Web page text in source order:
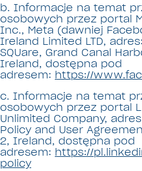
b. Informacje na temat
osobowych przez portal
Inc., Meta (dawniej
Ireland Limited LTD,
SQUare, Grand Canal
Ireland, dostępna pod
adresem: https://
c. Informacje na temat
osobowych przez portal
Unlimited Company,
Policy and User
2, Ireland, dostępna pod
adresem: https://
policy